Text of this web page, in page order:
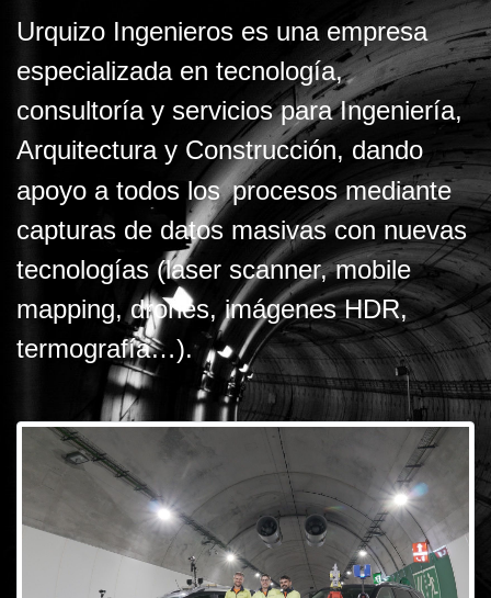
Urquizo Ingenieros es una empresa
especializada en tecnología,
consultoría y servicios para Ingeniería,
Arquitectura y Construcción, dando
apoyo a todos losprocesos mediante
capturas de datos masivas con nuevas
tecnologías (laser scanner, mobile
mapping, drones, imágenes HDR,
termografía…).